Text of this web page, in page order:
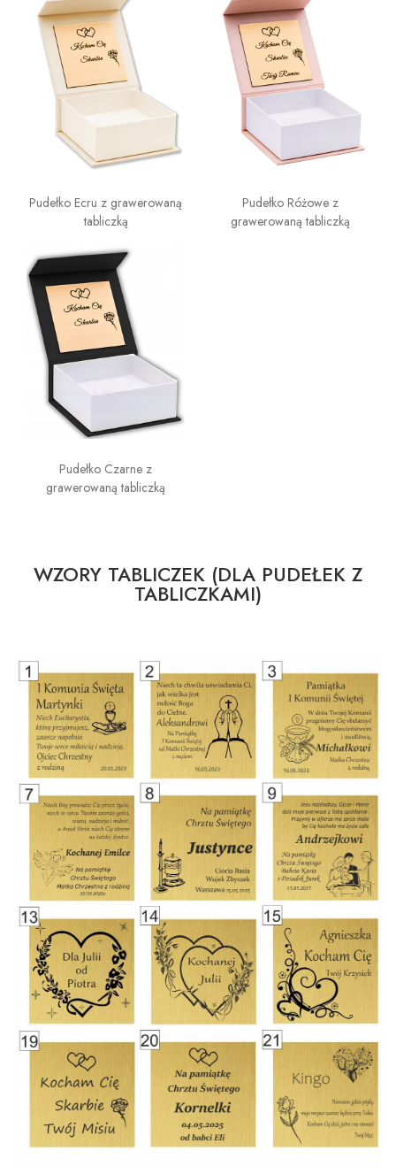
Pudełko Ecru z grawerowaną
tabliczką
Pudełko Różowe z
grawerowaną tabliczką
Pudełko Czarne z
grawerowaną tabliczką
WZORY TABLICZEK (DLA PUDEŁEK Z
TABLICZKAMI)